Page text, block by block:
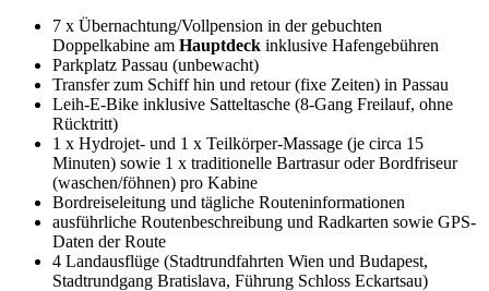
7 x Übernachtung/Vollpension in der gebuchten
Doppelkabine am Hauptdeck inklusive Hafengebühren
Parkplatz Passau (unbewacht)
Transfer zum Schiff hin und retour (fixe Zeiten) in Passau
Leih-E-Bike inklusive Satteltasche (8-Gang Freilauf, ohne
Rücktritt)
1 x Hydrojet- und 1 x Teilkörper-Massage (je circa 15
Minuten) sowie 1 x traditionelle Bartrasur oder Bordfriseur
(waschen/föhnen) pro Kabine
Bordreiseleitung und tägliche Routeninformationen
ausführliche Routenbeschreibung und Radkarten sowie GPS-
Daten der Route
4 Landausflüge (Stadtrundfahrten Wien und Budapest,
Stadtrundgang Bratislava, Führung Schloss Eckartsau)